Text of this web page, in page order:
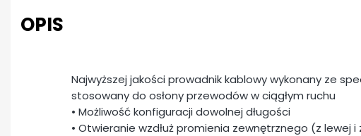
OPIS
Najwyższej jakości prowadnik kablowy wykonany ze
stosowany do osłony przewodów w ciągłym ruchu
• Możliwość konfiguracji dowolnej długości
• Otwieranie wzdłuż promienia zewnętrznego (z lewej